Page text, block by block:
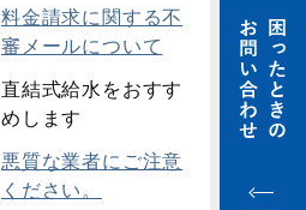
料金請求に関する不
審メールについて
直結式給水をおすす
めします
悪質な業者にご注意
ください。